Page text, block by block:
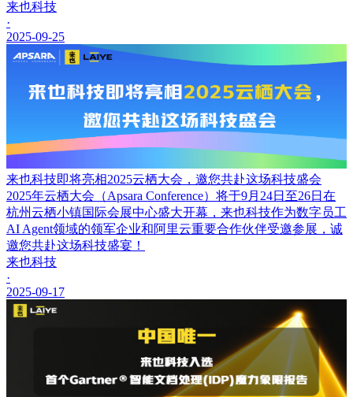
来也科技
·
2025-09-25
来也科技即将亮相2025云栖大会，邀您共赴这场科技盛会
2025年云栖大会（Apsara Conference）将于9月24日至26日在
杭州云栖小镇国际会展中心盛大开幕，来也科技作为数字员工
AI Agent领域的领军企业和阿里云重要合作伙伴受邀参展，诚
邀您共赴这场科技盛宴！
来也科技
·
2025-09-17